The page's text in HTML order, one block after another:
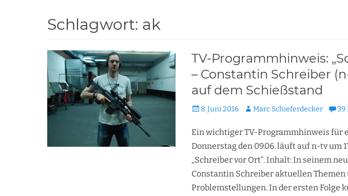
Schlagwort: ak
TV-Programmhinweis:
– Constantin Schreiber
auf dem Schießstand
Veröffentlicht
8. Juni 2016 Autor
Marc Schieferdecker 39
Ein wichtiger TV-Programmhinweis für
Donnerstag den 09.06. läuft auf n-tv um
„Schreiber vor Ort“. Inhalt: In seinem
Constantin Schreiber aktuellen
Problemstellungen. In der ersten Folge